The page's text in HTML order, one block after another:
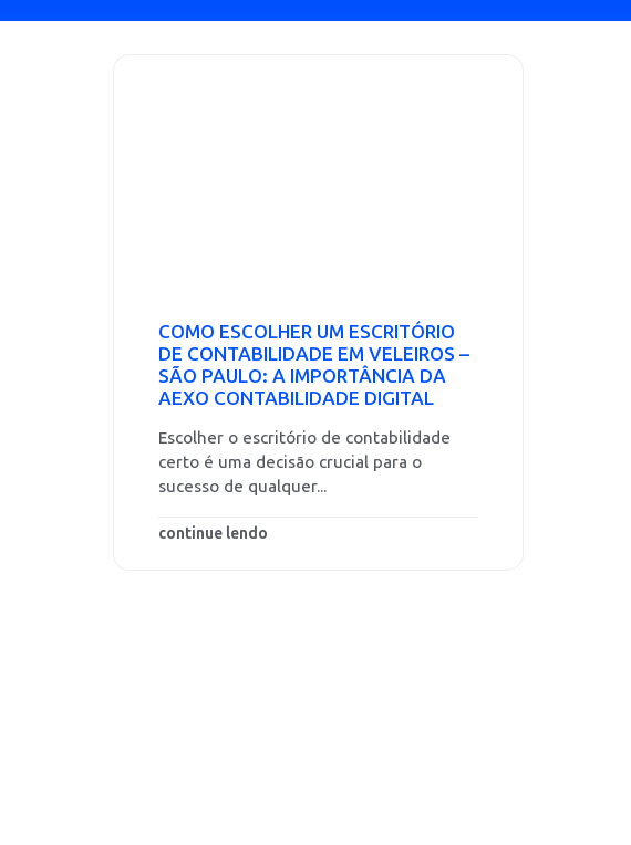
COMO ESCOLHER UM ESCRITÓRIO
DE CONTABILIDADE EM VELEIROS –
SÃO PAULO: A IMPORTÂNCIA DA
AEXO CONTABILIDADE DIGITAL
Escolher o escritório de contabilidade
certo é uma decisão crucial para o
sucesso de qualquer...
continue lendo